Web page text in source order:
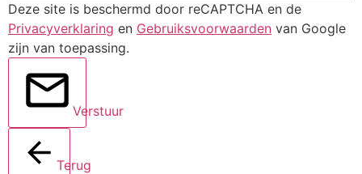
Deze site is beschermd door reCAPTCHA en de
Privacyverklaring en Gebruiksvoorwaarden van Google
zijn van toepassing.
Verstuur
Terug